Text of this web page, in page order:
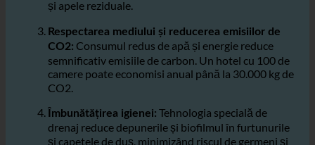
camere pot economisi între 13.000 și 20.000 de
și apele reziduale.
Respectarea mediului și reducerea emisiilor de
CO2:Consumul redus de apă și energie reduce
semnificativ emisiile de carbon. Un hotel cu 100 de
CO2.
Îmbunătățirea igienei:Tehnologia specială de